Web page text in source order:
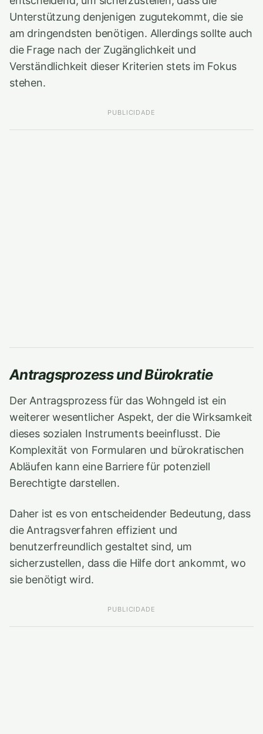
Unterstützung denjenigen zugutekommt, die sie
am dringendsten benötigen. Allerdings sollte auch
die Frage nach der Zugänglichkeit und
Verständlichkeit dieser Kriterien stets im Fokus
stehen.
PUBLICIDADE
Antragsprozess und Bürokratie
Der Antragsprozess für das Wohngeld ist ein
weiterer wesentlicher Aspekt, der die Wirksamkeit
dieses sozialen Instruments beeinflusst. Die
Komplexität von Formularen und bürokratischen
Abläufen kann eine Barriere für potenziell
Berechtigte darstellen.
Daher ist es von entscheidender Bedeutung, dass
die Antragsverfahren effizient und
benutzerfreundlich gestaltet sind, um
sicherzustellen, dass die Hilfe dort ankommt, wo
sie benötigt wird.
PUBLICIDADE